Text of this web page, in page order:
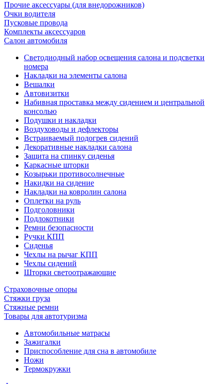
Прочие аксессуары (для внедорожников)
Очки водителя
Пусковые провода
Комплекты аксессуаров
Салон автомобиля
Светодиодный набор освещения салона и подсветки
номера
Накладки на элементы салона
Вешалки
Автовизитки
Набивная проставка между сидением и центральной
консолью
Подушки и накладки
Воздуховоды и дефлекторы
Встраиваемый подогрев сидений
Декоративные накладки салона
Защита на спинку сиденья
Каркасные шторки
Козырьки противосолнечные
Накидки на сидение
Накладки на ковролин салона
Оплетки на руль
Подголовники
Подлокотники
Ремни безопасности
Ручки КПП
Сиденья
Чехлы на рычаг КПП
Чехлы сидений
Шторки светоотражающие
Страховочные опоры
Стяжки груза
Стяжные ремни
Товары для автотуризма
Автомобильные матрасы
Зажигалки
Приспособление для сна в автомобиле
Ножи
Термокружки